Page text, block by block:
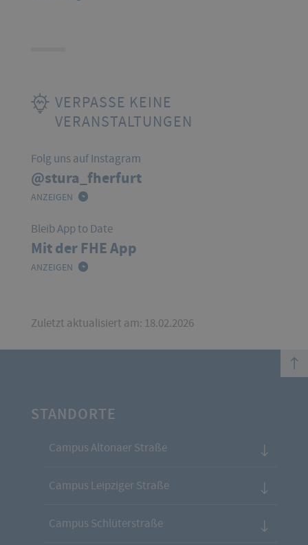
VERPASSE KEINE
VERANSTALTUNGEN
Folg uns auf Instagram
@stura_fherfurt
ANZEIGEN
Bleib App to Date
Mit der FHE App
ANZEIGEN
Zuletzt aktualisiert am: 18.02.2026
top
STANDORTE
Campus Altonaer Straße
Campus Leipziger Straße
Campus Schlüterstraße